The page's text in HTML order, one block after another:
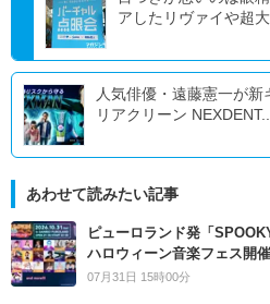
アしたリヴァイや超
人気俳優・遠藤憲一が
リアクリーン
あわせて読みたい記事
ピューロランド発「
ハロウィーン音楽フェス開催
07月31日 15時00分